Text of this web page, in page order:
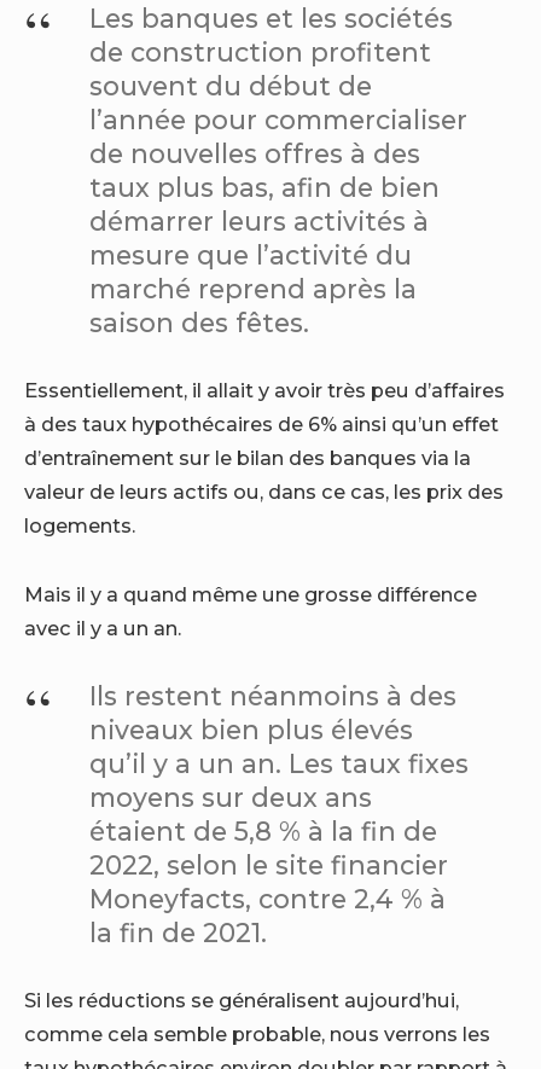
Les banques et les sociétés
de construction profitent
souvent du début de
l’année pour commercialiser
de nouvelles offres à des
taux plus bas, afin de bien
démarrer leurs activités à
mesure que l’activité du
marché reprend après la
saison des fêtes.
Essentiellement, il allait y avoir très peu d’affaires
à des taux hypothécaires de 6% ainsi qu’un effet
d’entraînement sur le bilan des banques via la
valeur de leurs actifs ou, dans ce cas, les prix des
logements.
Mais il y a quand même une grosse différence
avec il y a un an.
Ils restent néanmoins à des
niveaux bien plus élevés
qu’il y a un an. Les taux fixes
moyens sur deux ans
étaient de 5,8 % à la fin de
2022, selon le site financier
Moneyfacts, contre 2,4 % à
la fin de 2021.
Si les réductions se généralisent aujourd’hui,
comme cela semble probable, nous verrons les